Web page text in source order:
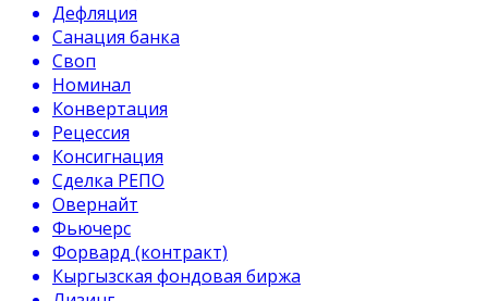
Дефляция
Санация банка
Своп
Номинал
Конвертация
Рецессия
Консигнация
Сделка РЕПО
Овернайт
Фьючерс
Форвард (контракт)
Кыргызская фондовая биржа